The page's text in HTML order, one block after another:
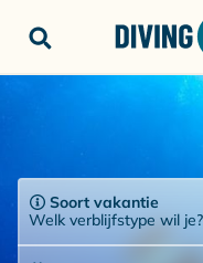
Soort vakantie
Welk verblijfstype wil je?